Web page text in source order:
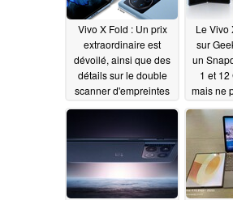
Vivo X Fold : Un prix
extraordinaire est
dévoilé, ainsi que des
détails sur le double
scanner d'empreintes
04/09/2022
Le Vivo
sur
un
1 et 12
mais ne